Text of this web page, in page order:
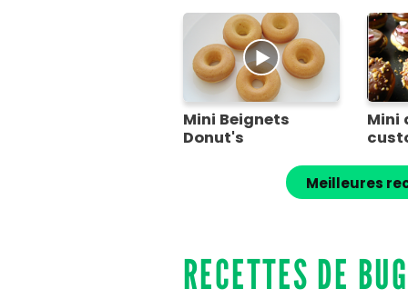
Mini Beignets
Donut's
Mini
Meilleures
RECETTES DE